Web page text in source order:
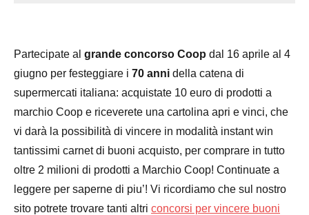
Partecipate al grande concorso Coop dal 16 aprile al 4
giugno per festeggiare i 70 anni della catena di
supermercati italiana: acquistate 10 euro di prodotti a
marchio Coop e riceverete una cartolina apri e vinci, che
vi darà la possibilità di vincere in modalità instant win
tantissimi carnet di buoni acquisto, per comprare in tutto
oltre 2 milioni di prodotti a Marchio Coop! Continuate a
leggere per saperne di piu’! Vi ricordiamo che sul nostro
sito potrete trovare tanti altri concorsi per vincere buoni